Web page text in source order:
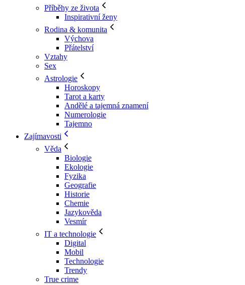
Příběhy ze života
Inspirativní ženy
Rodina & komunita
Výchova
Přátelství
Vztahy
Sex
Astrologie
Horoskopy
Tarot a karty
Andělé a tajemná znamení
Numerologie
Tajemno
Zajímavosti
Věda
Biologie
Ekologie
Fyzika
Geografie
Historie
Chemie
Jazykověda
Vesmír
IT a technologie
Digital
Mobil
Technologie
Trendy
True crime